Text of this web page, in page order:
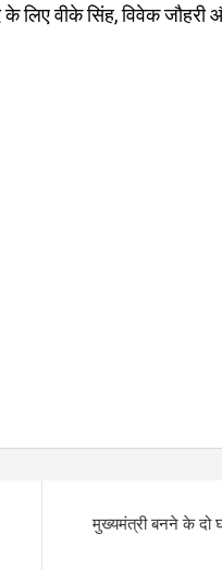
लिए वीके सिंह, विवेक जौहरी
मुख्‍यमंत्री बनने के दो